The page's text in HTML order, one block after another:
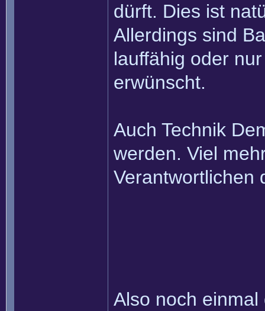
dürft. Dies ist
Allerdings sind
lauffähig oder
erwünscht.
Auch Technik
werden. Viel
Verantwortlichen
Also noch